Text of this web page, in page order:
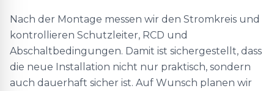
Nach der Montage messen wir den Stromkreis und
kontrollieren Schutzleiter, RCD und
Abschaltbedingungen. Damit ist sichergestellt, dass
die neue Installation nicht nur praktisch, sondern
auch dauerhaft sicher ist. Auf Wunsch planen wir